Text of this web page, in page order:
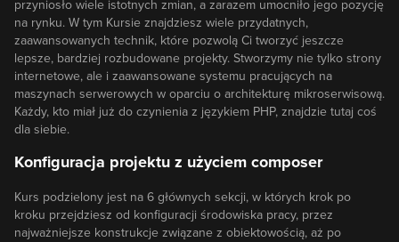
przyniosło wiele istotnych zmian, a zarazem umocniło jego pozycję
na rynku. W tym Kursie znajdziesz wiele przydatnych,
zaawansowanych technik, które pozwolą Ci tworzyć jeszcze
lepsze, bardziej rozbudowane projekty. Stworzymy nie tylko strony
internetowe, ale i zaawansowane systemu pracujących na
maszynach serwerowych w oparciu o architekturę mikroserwisową.
Każdy, kto miał już do czynienia z językiem PHP, znajdzie tutaj coś
dla siebie.
Konfiguracja projektu z użyciem composer
Kurs podzielony jest na 6 głównych sekcji, w których krok po
kroku przejdziesz od konfiguracji środowiska pracy, przez
najważniejsze konstrukcje związane z obiektowością, aż po